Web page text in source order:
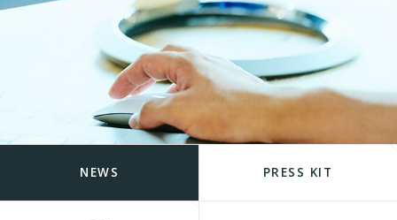
NEWS PRESS KIT